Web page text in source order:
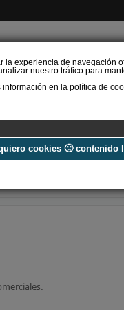
la experiencia de navegación
nuestro tráfico para
en la política de
cookies 🙁 contenido
Refrigeración
en centros de
clave para la